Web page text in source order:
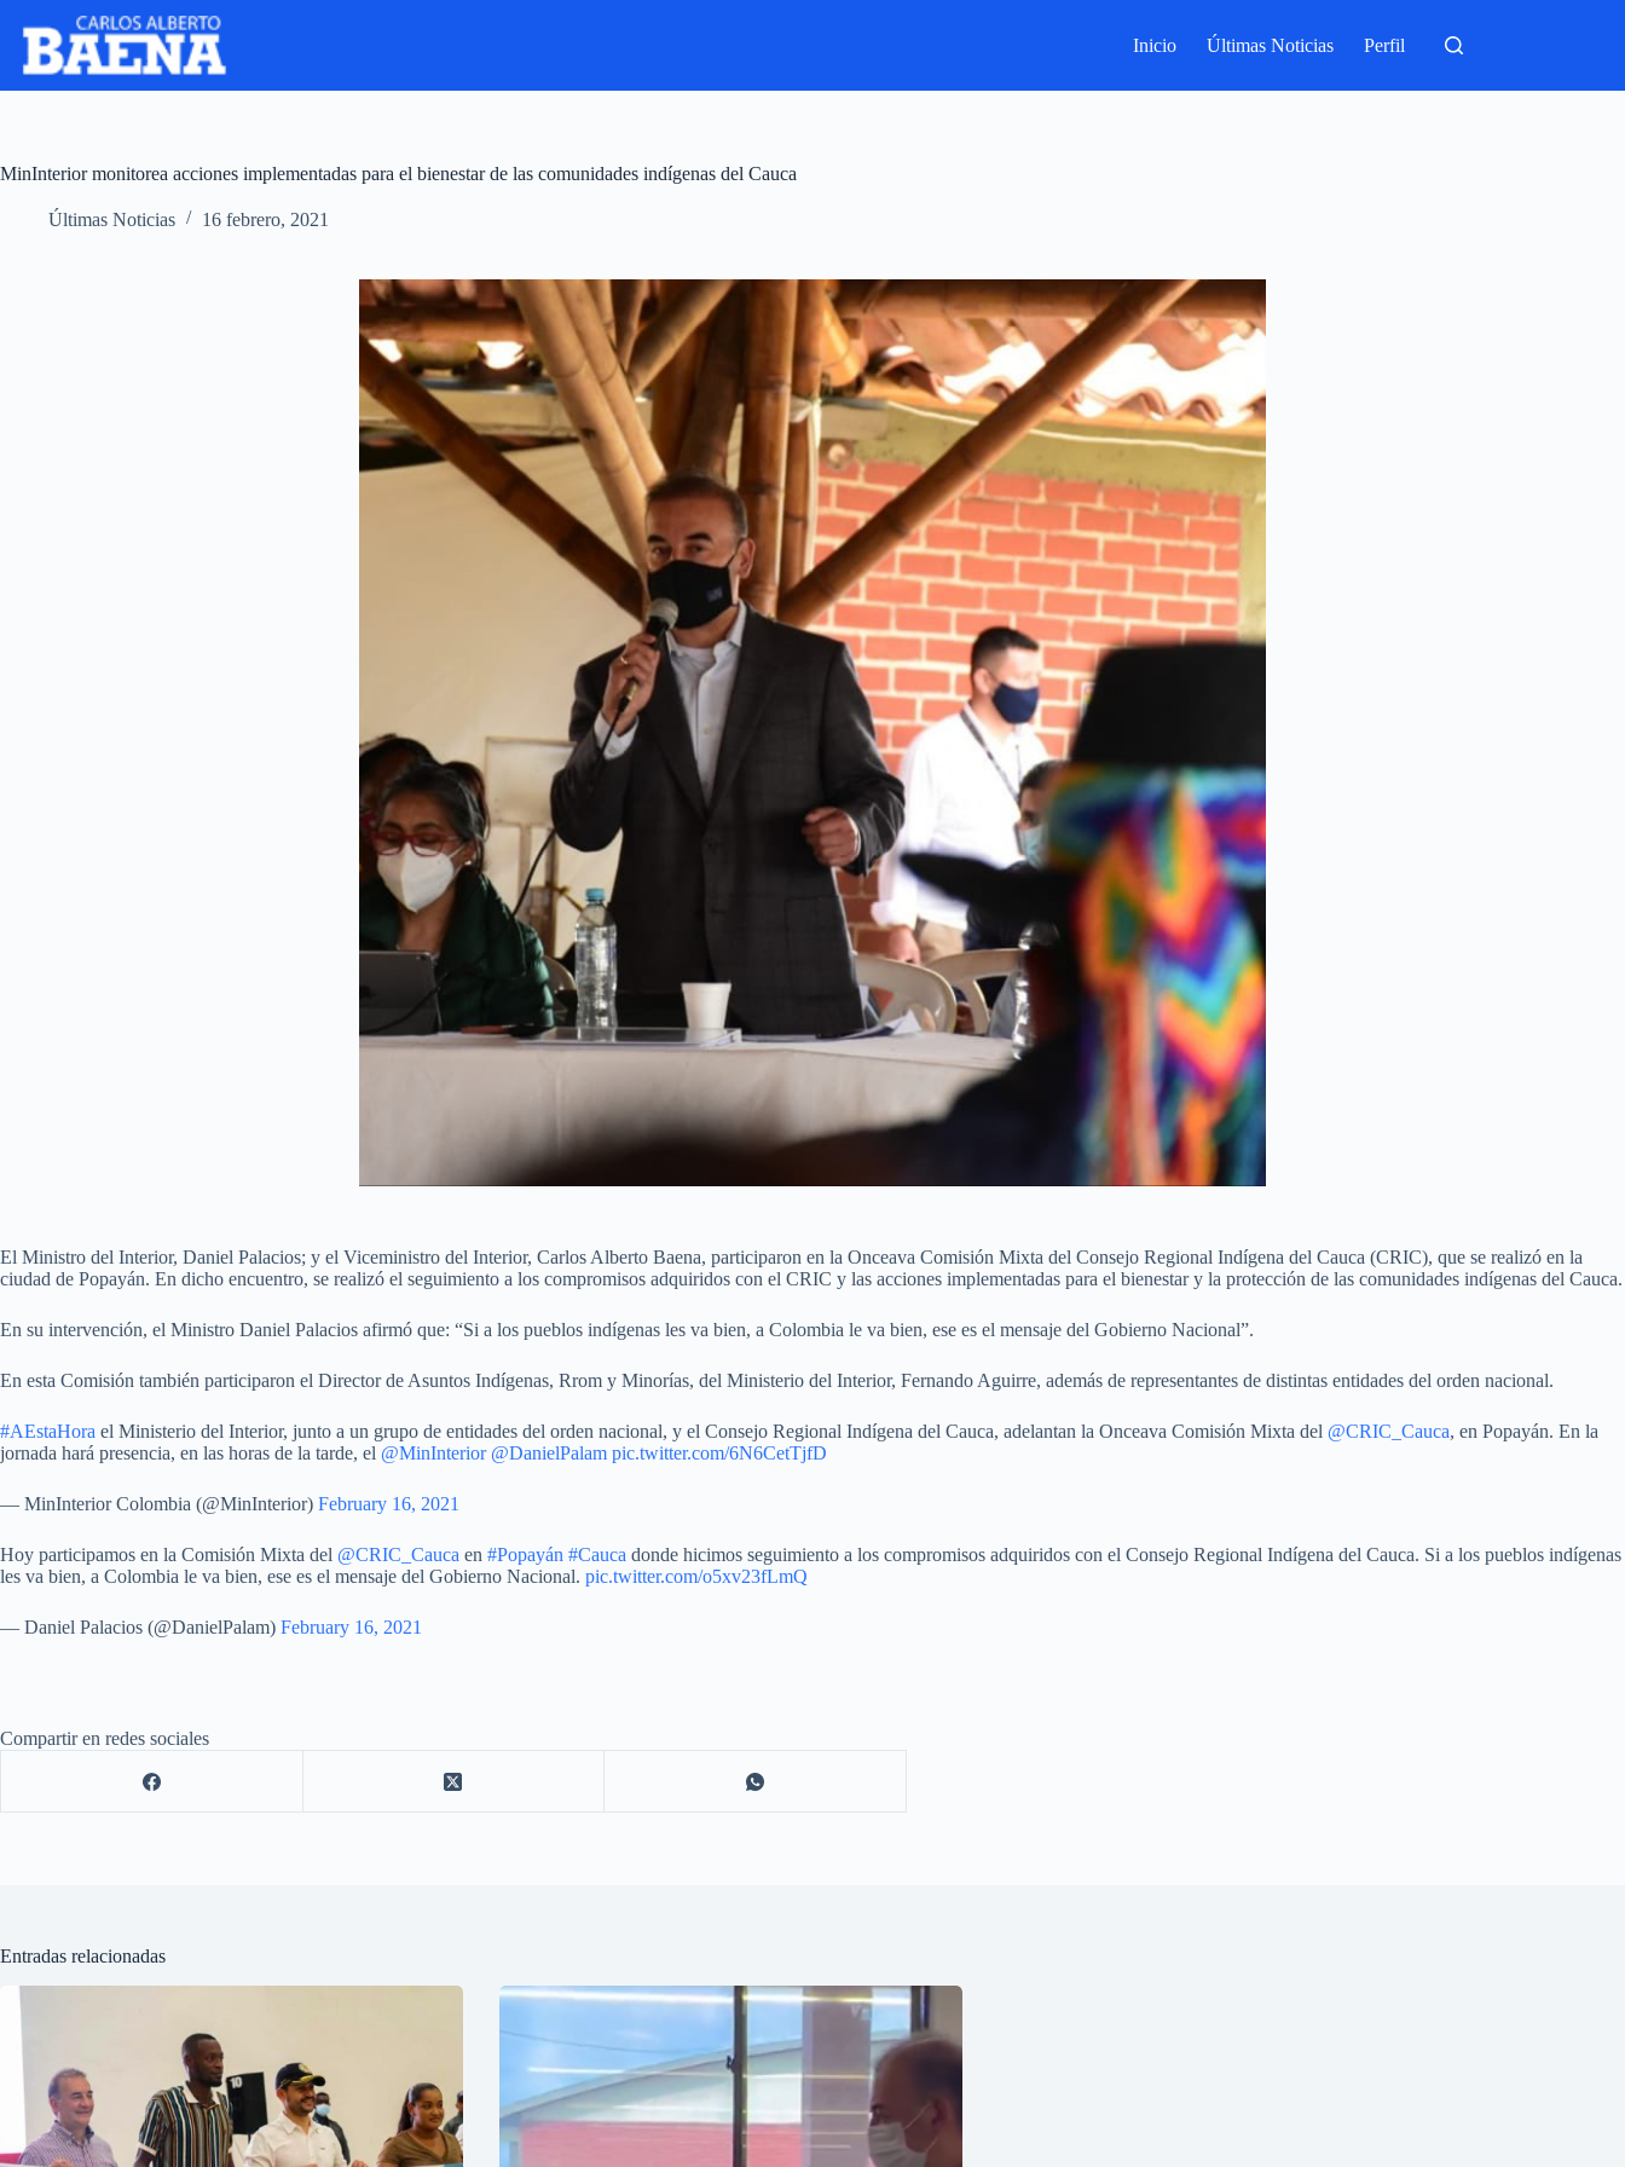
Inicio Últimas Noticias Perfil
MinInterior monitorea acciones implementadas para el bienestar de las comunidades indígenas del Cauca
Últimas Noticias 16 febrero, 2021
El Ministro del Interior, Daniel Palacios; y el Viceministro del Interior, Carlos Alberto Baena, participaron en la Onceava Comisión Mixta del Consejo Regional Indígena del Cauca (CRIC), que se realizó en la
ciudad de Popayán. En dicho encuentro, se realizó el seguimiento a los compromisos adquiridos con el CRIC y las acciones implementadas para el bienestar y la protección de las comunidades indígenas del Cauca.
En su intervención, el Ministro Daniel Palacios afirmó que: “Si a los pueblos indígenas les va bien, a Colombia le va bien, ese es el mensaje del Gobierno Nacional”.
En esta Comisión también participaron el Director de Asuntos Indígenas, Rrom y Minorías, del Ministerio del Interior, Fernando Aguirre, además de representantes de distintas entidades del orden nacional.
#AEstaHora el Ministerio del Interior, junto a un grupo de entidades del orden nacional, y el Consejo Regional Indígena del Cauca, adelantan la Onceava Comisión Mixta del @CRIC_Cauca, en Popayán. En la
jornada hará presencia, en las horas de la tarde, el @MinInterior @DanielPalam pic.twitter.com/6N6CetTjfD
— MinInterior Colombia (@MinInterior) February 16, 2021
Hoy participamos en la Comisión Mixta del @CRIC_Cauca en #Popayán #Cauca donde hicimos seguimiento a los compromisos adquiridos con el Consejo Regional Indígena del Cauca. Si a los pueblos indígenas
les va bien, a Colombia le va bien, ese es el mensaje del Gobierno Nacional. pic.twitter.com/o5xv23fLmQ
— Daniel Palacios (@DanielPalam) February 16, 2021
Compartir en redes sociales
Entradas relacionadas